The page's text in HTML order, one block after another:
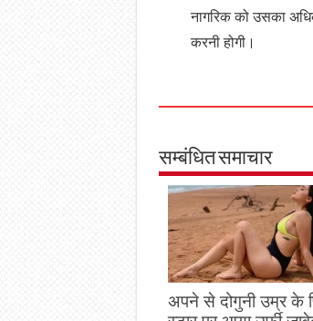
नागरिक को उसका
करनी होगी।
सम्बंधित समाचार
अपने से दोगुनी उम्र के